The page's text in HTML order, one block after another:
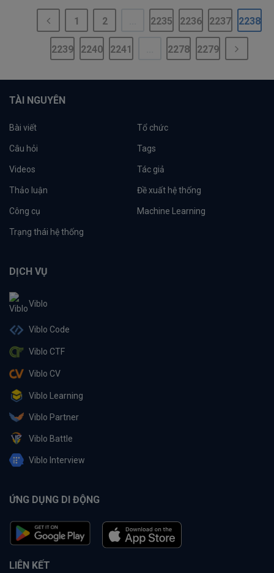
1 2 2235 2236 2237 2238
2239 2240 2241 2278 2279
TÀI NGUYÊN
Bài viết Tổ chức
Câu hỏi Tags
Videos Tác giả
Thảo luận Đề xuất hệ thống
Công cụ Machine Learning
Trạng thái hệ thống
DỊCH VỤ
Viblo
Viblo Code
Viblo CTF
Viblo CV
Viblo Learning
Viblo Partner
Viblo Battle
Viblo Interview
ỨNG DỤNG DI ĐỘNG
LIÊN KẾT